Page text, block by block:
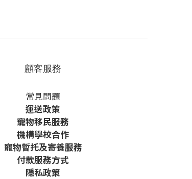
顧客服務
常見問題
運送政策
寵物移民服務
機構學校合作
寵物暫托及寄養服務
付款服務方式
隱私政策